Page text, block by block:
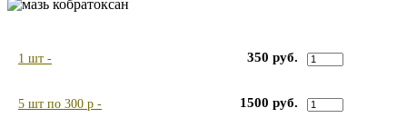
1 шт - 350 руб.
5 шт по 300 р - 1500 руб.